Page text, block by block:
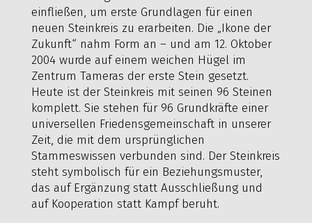
einfließen, um erste Grundlagen für einen
neuen Steinkreis zu erarbeiten. Die „Ikone der
Zukunft“ nahm Form an – und am 12. Oktober
2004 wurde auf einem weichen Hügel im
Zentrum Tameras der erste Stein gesetzt.
Heute ist der Steinkreis mit seinen 96 Steinen
komplett. Sie stehen für 96 Grundkräfte einer
universellen Friedensgemeinschaft in unserer
Zeit, die mit dem ursprünglichen
Stammeswissen verbunden sind. Der Steinkreis
steht symbolisch für ein Beziehungsmuster,
das auf Ergänzung statt Ausschließung und
auf Kooperation statt Kampf beruht.